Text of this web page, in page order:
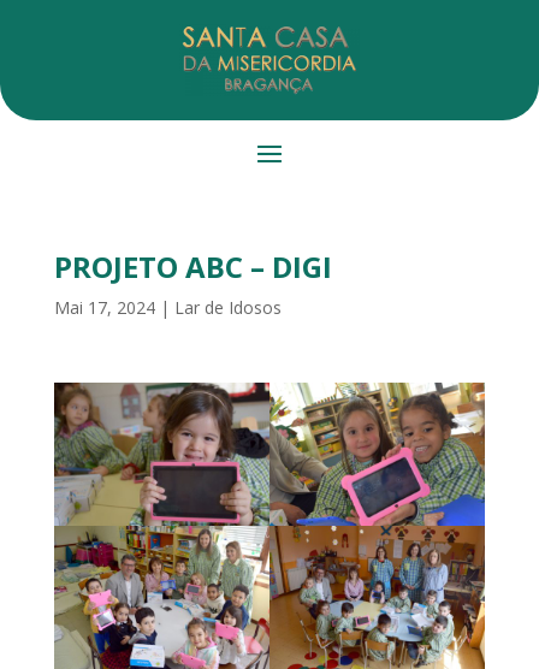
PROJETO ABC – DIGI
Mai 17, 2024| Lar de Idosos